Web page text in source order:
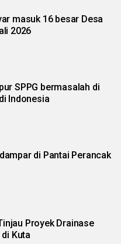
masuk 16 besar Desa
2026
SPPG bermasalah di
Indonesia
di Pantai Perancak
Proyek Drainase
Kuta